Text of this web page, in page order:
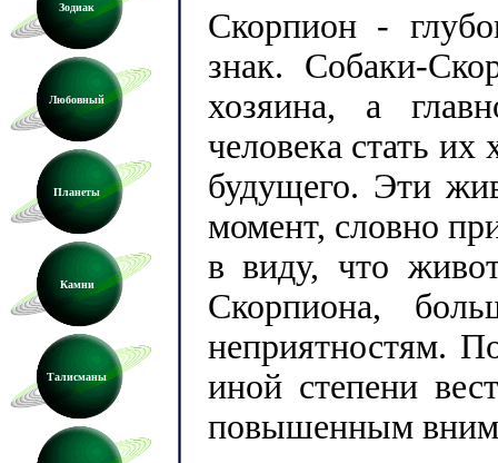
Зодиак
Любовный
Планеты
Камни
Талисманы
Скорпион -
знак. Собаки-
хозяина, а
человека стать
будущего. Эти
момент, словно
в виду, что
Скорпиона,
неприятностям.
иной степени
повышенным